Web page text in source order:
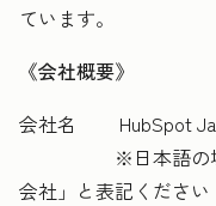
ています。
《会社概要》
会社名 HubSpot
※日本語の場合
会社」と表記ください